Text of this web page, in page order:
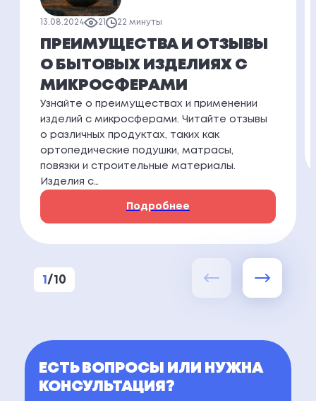
13.08.2024 21 22 минуты
ПРЕИМУЩЕСТВА И ОТЗЫВЫ
О БЫТОВЫХ ИЗДЕЛИЯХ С
МИКРОСФЕРАМИ
Узнайте о преимуществах и применении
изделий с микросферами. Читайте отзывы
о различных продуктах, таких как
ортопедические подушки, матрасы,
повязки и строительные материалы.
Изделия с…
Подробнее
1 / 10
ЕСТЬ ВОПРОСЫ ИЛИ НУЖНА
КОНСУЛЬТАЦИЯ?